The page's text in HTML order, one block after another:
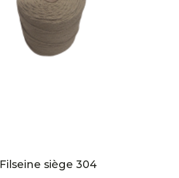
Filseine siège 304